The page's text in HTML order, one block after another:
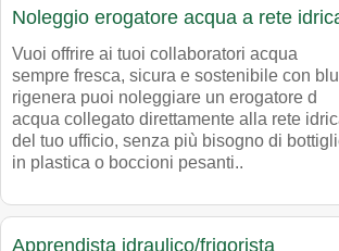
Noleggio erogatore acqua a rete
Vuoi offrire ai tuoi collaboratori acqua
sempre fresca, sicura e sostenibile con blu
rigenera puoi noleggiare un erogatore d
acqua collegato direttamente alla rete
del tuo ufficio, senza più bisogno di
in plastica o boccioni pesanti..
Apprendista idraulico/frigorista